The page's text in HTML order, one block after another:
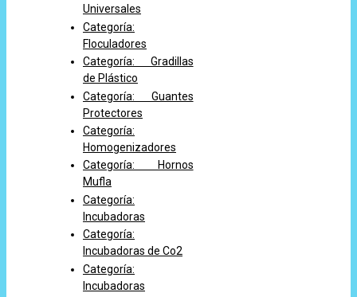
Universales
Categoría:
Floculadores
Categoría: Gradillas
de Plástico
Categoría: Guantes
Protectores
Categoría:
Homogenizadores
Categoría: Hornos
Mufla
Categoría:
Incubadoras
Categoría:
Incubadoras de Co2
Categoría:
Incubadoras